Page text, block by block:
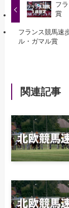
フ
賞
フランス競馬速
ル・ガマル賞
関連記事